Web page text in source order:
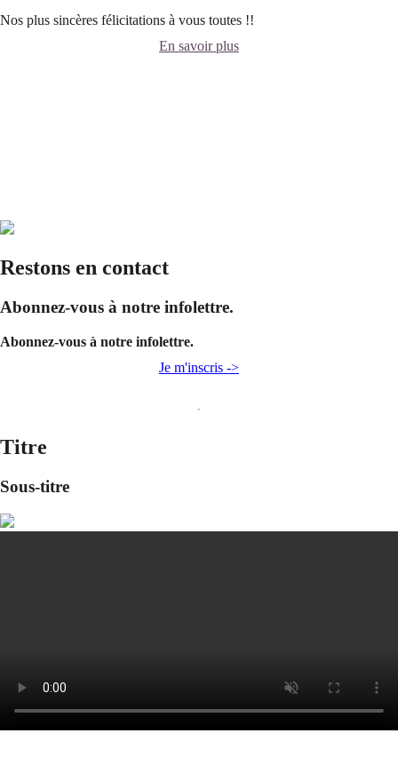
Nos plus sincères félicitations à vous toutes !!
En savoir plus
Restons en contact
Abonnez-vous à notre infolettre.
Abonnez-vous à notre infolettre.
Je m'inscris ->
Titre
Sous-titre